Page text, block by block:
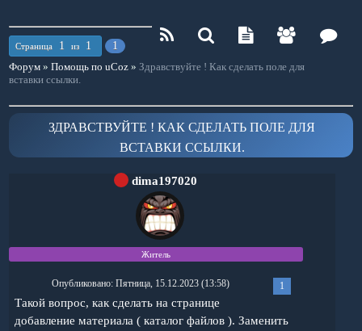
Страница 1 из 1
1
Форум » Помощь по uCoz » Здравствуйте ! Как сделать поле для
вставки ссылки.
ЗДРАВСТВУЙТЕ ! КАК СДЕЛАТЬ ПОЛЕ ДЛЯ
ВСТАВКИ ССЫЛКИ.
dima197020
Житель
Опубликовано: Пятница, 15.12.2023 (13:58) 1
Такой вопрос, как сделать на странице
добавление материала ( каталог файлов ). Заменить